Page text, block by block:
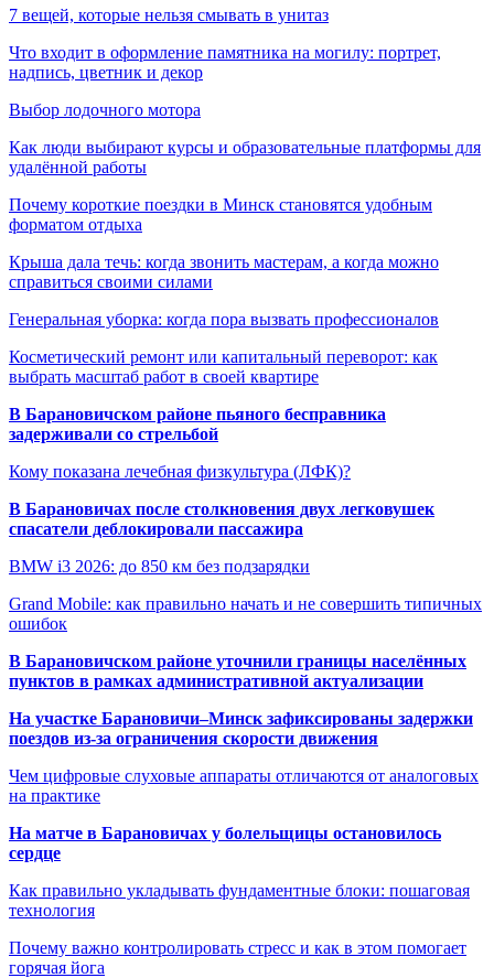
7 вещей, которые нельзя смывать в унитаз
Что входит в оформление памятника на могилу: портрет,
надпись, цветник и декор
Выбор лодочного мотора
Как люди выбирают курсы и образовательные платформы для
удалённой работы
Почему короткие поездки в Минск становятся удобным
форматом отдыха
Крыша дала течь: когда звонить мастерам, а когда можно
справиться своими силами
Генеральная уборка: когда пора вызвать профессионалов
Косметический ремонт или капитальный переворот: как
выбрать масштаб работ в своей квартире
В Барановичском районе пьяного бесправника
задерживали со стрельбой
Кому показана лечебная физкультура (ЛФК)?
В Барановичах после столкновения двух легковушек
спасатели деблокировали пассажира
BMW i3 2026: до 850 км без подзарядки
Grand Mobile: как правильно начать и не совершить типичных
ошибок
В Барановичском районе уточнили границы населённых
пунктов в рамках административной актуализации
На участке Барановичи–Минск зафиксированы задержки
поездов из-за ограничения скорости движения
Чем цифровые слуховые аппараты отличаются от аналоговых
на практике
На матче в Барановичах у болельщицы остановилось
сердце
Как правильно укладывать фундаментные блоки: пошаговая
технология
Почему важно контролировать стресс и как в этом помогает
горячая йога